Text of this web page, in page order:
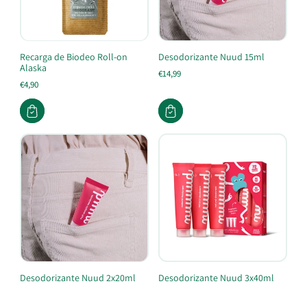
Recarga de Biodeo Roll-on
Alaska
€4,90
Desodorizante Nuud 15ml
€14,99
Desodorizante Nuud 2x20ml Desodorizante Nuud 3x40ml